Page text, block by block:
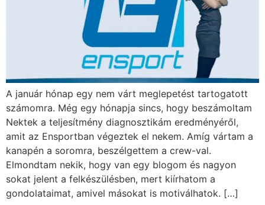
A január hónap egy nem várt meglepetést tartogatott
számomra. Még egy hónapja sincs, hogy beszámoltam
Nektek a teljesítmény diagnosztikám eredményéről,
amit az Ensportban végeztek el nekem. Amíg vártam a
kanapén a soromra, beszélgettem a crew-val.
Elmondtam nekik, hogy van egy blogom és nagyon
sokat jelent a felkészülésben, mert kiírhatom a
gondolataimat, amivel másokat is motiválhatok. […]